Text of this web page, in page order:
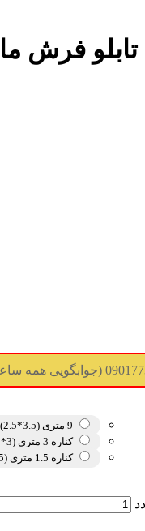
فرش
9 متری (3.5*2.5)
کناره 3 متری (3*1)
کناره 1.5 متری (1.5*1)